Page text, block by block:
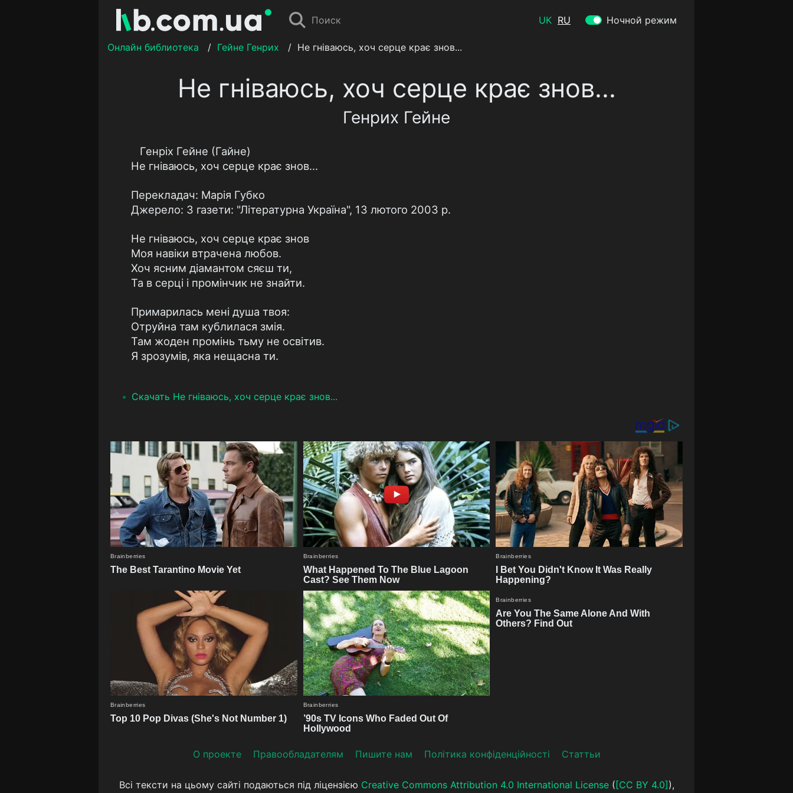
Поиск UK RU Ночной режим
Онлайн библиотека / Гейне Генрих / Не гніваюсь, хоч серце крає знов...
Не гніваюсь, хоч серце крає знов...
Генрих Гейне
Генріх Гейне (Гайне)
Не гніваюсь, хоч серце крає знов...
Перекладач: Марія Губко
Джерело: З газети: "Літературна Україна", 13 лютого 2003 р.
Не гніваюсь, хоч серце крає знов
Моя навіки втрачена любов.
Хоч ясним діамантом сяєш ти,
Та в серці і промінчик не знайти.
Примарилась мені душа твоя:
Отруйна там кублилася змія.
Там жоден промінь тьму не освітив.
Я зрозумів, яка нещасна ти.
Скачать Не гніваюсь, хоч серце крає знов...
О проекте Прaвooблaдателям Пишите нам Політика конфіденційності Статтьи
Всі тексти на цьому сайті подаються під ліцензією Creative Commons Attribution 4.0 International License( [CC BY 4.0] ),